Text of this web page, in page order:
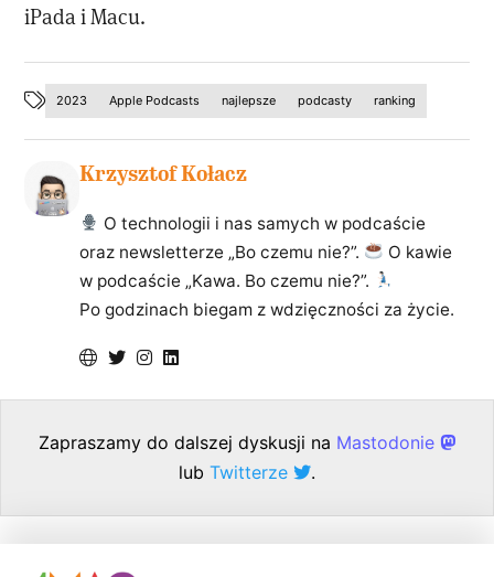
iPada i Macu.
2023 Apple Podcasts najlepsze podcasty ranking
Krzysztof Kołacz
O technologii i nas samych w podcaście
oraz newsletterze „Bo czemu nie?”.
O kawie
w podcaście „Kawa. Bo czemu nie?”.
Po godzinach biegam z wdzięczności za życie.
Zapraszamy do dalszej dyskusji na Mastodonie
lub Twitterze .